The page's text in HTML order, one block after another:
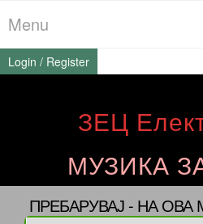
to
the
content
Menu
Login / Register
ЗЕЦ
МУЗИКА
ПРЕБАРУВАЈ - НА ОВА